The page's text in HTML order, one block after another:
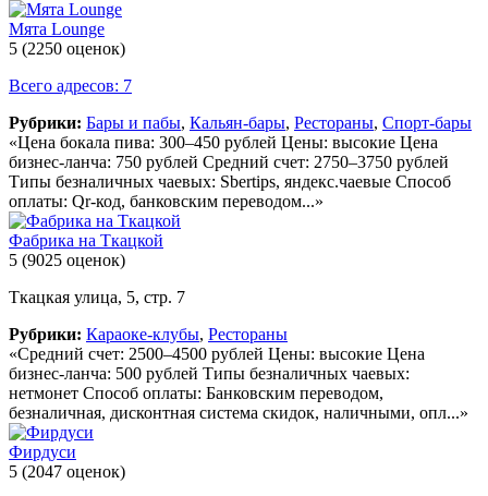
Мята Lounge
5 (2250 оценок)
Всего адресов: 7
Рубрики: Бары и пабы, Кальян-бары, Рестораны, Спорт-бары
«Цена бокала пива: 300–450 рублей Цены: высокие Цена
бизнес-ланча: 750 рублей Средний счет: 2750–3750 рублей
Типы безналичных чаевых: Sbertips, яндекс.чаевые Способ
оплаты: Qr-код, банковским переводом...»
Фабрика на Ткацкой
5 (9025 оценок)
Ткацкая улица, 5, стр. 7
Рубрики: Караоке-клубы, Рестораны
«Средний счет: 2500–4500 рублей Цены: высокие Цена
бизнес-ланча: 500 рублей Типы безналичных чаевых:
нетмонет Способ оплаты: Банковским переводом,
безналичная, дисконтная система скидок, наличными, опл...»
Фирдуси
5 (2047 оценок)